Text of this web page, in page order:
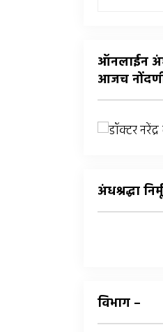
ऑनलाईन
आजच
अंधश्रद्धा
विभाग –